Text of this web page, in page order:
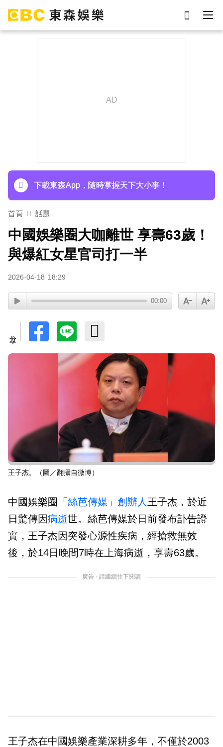
下載東森App，隨時掌握天下大小事！
首頁 話題
中國娛樂圈大咖離世 享壽63歲！
與爆紅女星官司打一半
2026-04-18 18:29
00:00
王子杰。（圖／翻攝自微博）
中國娛樂圈「 絲芭傳媒 」 創辦人 王子杰，於近
日驚傳因病逝世。絲芭傳媒於日前發布訃告證
實，王子杰因突發心源性疾病，經搶救無效
後，於14日晚間7時在上海病逝，享壽63歲。
廣告 - 請繼續往下閱讀
王子杰在中國娛樂產業深耕多年，不僅於2003